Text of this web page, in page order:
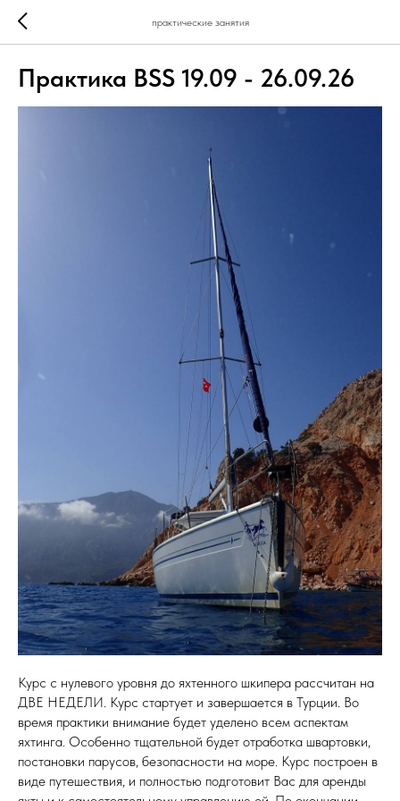
практические занятия
Практика BSS 19.09 - 26.09.26
Курс с нулевого уровня до яхтенного шкипера рассчитан на
ДВЕ НЕДЕЛИ. Курс стартует и завершается в Турции. Во
время практики внимание будет уделено всем аспектам
яхтинга. Особенно тщательной будет отработка швартовки,
постановки парусов, безопасности на море. Курс построен в
виде путешествия, и полностью подготовит Вас для аренды